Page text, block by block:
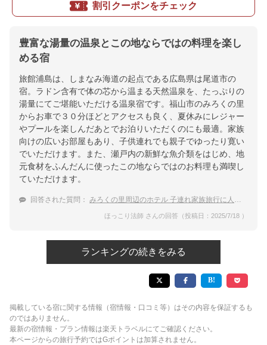
割引クーポンをチェック
豊富な湯量の温泉とこの地ならではの料理を楽し
める宿
旅館浦島は、しまなみ海道の起点である広島県は尾道市の
宿。ラドン含有で体の芯から温まる天然温泉を、たっぷりの
湯量にてご堪能いただける温泉宿です。福山市のみろくの里
からお車で３０分ほどとアクセスも良く、夏休みにレジャー
やプールを楽しんだあとでお泊りいただくのにも最適。家族
向けの広いお部屋もあり、子供連れでも親子でゆったり寛い
でいただけます。また、瀬戸内の新鮮な魚介類をはじめ、地
元食材をふんだんに使ったこの地ならではのお料理も満喫し
ていただけます。
回答された質問： みろくの里周辺のホテル 子連れ家族旅行に人気のおすすめ宿は？
ほっこり法師 さんの回答（投稿日：2025/7/18 ）
ランキングの続きをみる
掲載している宿に関する情報（宿情報・口コミ等）はその内容を保証するも
のではありません。
最新の宿情報・プラン情報は楽天トラベルにてご確認ください。
本ページからの旅行予約ではGポイントは加算されません。